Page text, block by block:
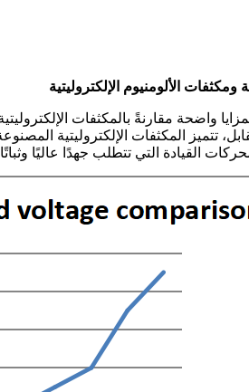
واضحة مقارنةً بالمكثفات
تتميز المكثفات الإلكتروليتية
القيادة التي تتطلب جهدًا عاليًا وثباتًا